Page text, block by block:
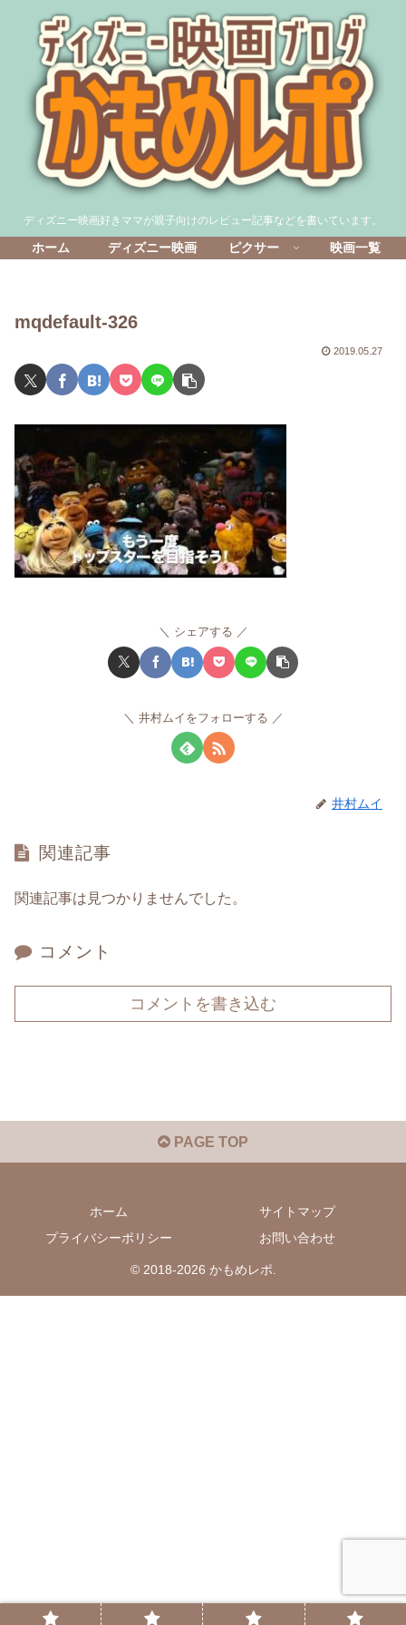
ディズニー映画好きママが親子向けのレビュー記事などを書いています。
ホーム ディズニー映画 ピクサー 映画一覧
mqdefault-326
2019.05.27
シェアする
井村ムイをフォローする
井村ムイ
関連記事
関連記事は見つかりませんでした。
コメント
コメントを書き込む
PAGE TOP
ホーム
サイトマップ
プライバシーポリシー
お問い合わせ
© 2018-2026 かもめレポ.